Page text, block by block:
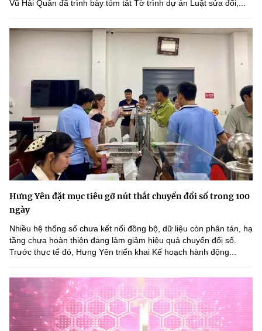
Vũ Hải Quân đã trình bày tóm tắt Tờ trình dự án Luật sửa đổi,...
Hưng Yên đặt mục tiêu gỡ nút thắt chuyển đổi số trong 100
ngày
Nhiều hệ thống số chưa kết nối đồng bộ, dữ liệu còn phân tán, hạ
tầng chưa hoàn thiện đang làm giảm hiệu quả chuyển đổi số.
Trước thực tế đó, Hưng Yên triển khai Kế hoạch hành động...